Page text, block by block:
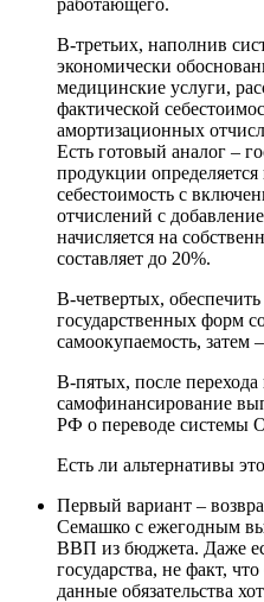
В-третьих, наполнив
экономически
медицинские услуги,
фактической
амортизационных
Есть готовый аналог –
продукции определяется
себестоимость с
отчислений с
начисляется на
составляет до 20%.
В-четвертых,
государственных форм
самоокупаемость, затем
В-пятых, после
самофинансирование
РФ о переводе системы
Есть ли альтернативы
Первый вариант –
Семашко с ежегодным
ВВП из бюджета. Даже
государства, не факт,
данные обязательства